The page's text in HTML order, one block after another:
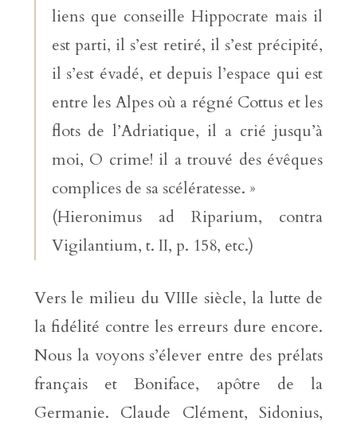
liens que conseille Hippocrate mais il
est parti, il s’est retiré, il s’est précipité,
il s’est évadé, et depuis l’espace qui est
entre les Alpes où a régné Cottus et les
flots de l’Adriatique, il a crié jusqu’à
moi, O crime! il a trouvé des évêques
complices de sa scélératesse. »
(Hieronimus ad Riparium, contra
Vigilantium, t. II, p. 158, etc.)
Vers le milieu du VIIIe siècle, la lutte de
la fidélité contre les erreurs dure encore.
Nous la voyons s’élever entre des prélats
français et Boniface, apôtre de la
Germanie. Claude Clément, Sidonius,